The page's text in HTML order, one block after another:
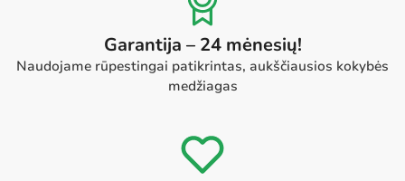
Garantija – 24 mėnesių!
Naudojame rūpestingai patikrintas, aukščiausios kokybės
medžiagas